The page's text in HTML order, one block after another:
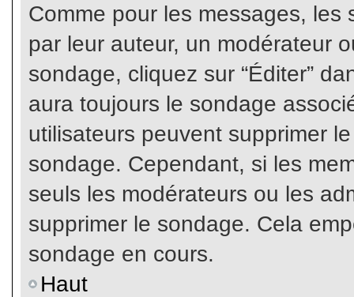
Comme pour les messages,
par leur auteur, un modérateur
sondage, cliquez sur “Éditer”
aura toujours le sondage
utilisateurs peuvent supprimer
sondage. Cependant, si les
seuls les modérateurs ou les
supprimer le sondage. Cela
sondage en cours.
Haut